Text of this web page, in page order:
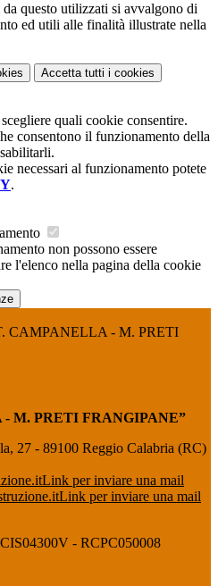
questo utilizzati si avvalgono di
ed utili alle finalità illustrate nella
Accetta tutti i cookies
quali cookie consentire.
consentono il funzionamento della
necessari al funzionamento potete
.
non possono essere
l'elenco nella pagina della cookie
CAMPANELLA - M. PRETI
M. PRETI FRANGIPANE”
27 - 89100 Reggio Calabria (RC)
Link per inviare una mail
Link per inviare una mail
- RCPC050008